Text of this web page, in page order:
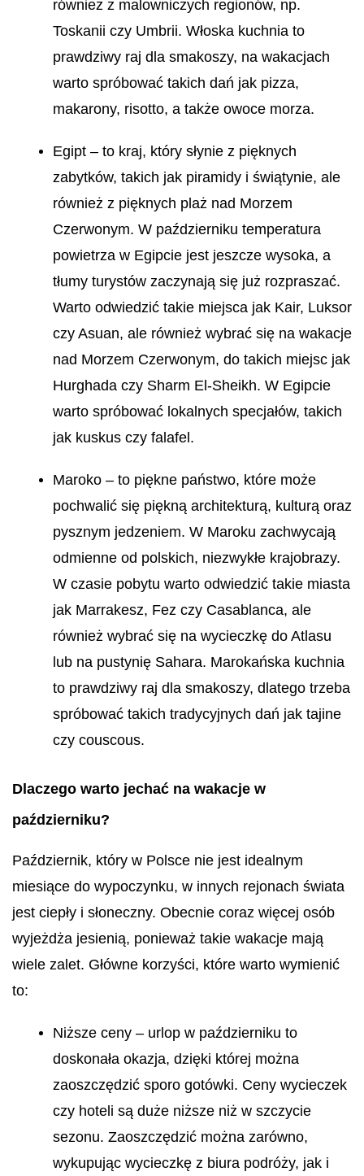
również z malowniczych regionów, np.
Toskanii czy Umbrii. Włoska kuchnia to
prawdziwy raj dla smakoszy, na wakacjach
warto spróbować takich dań jak pizza,
makarony, risotto, a także owoce morza.
Egipt – to kraj, który słynie z pięknych
zabytków, takich jak piramidy i świątynie, ale
również z pięknych plaż nad Morzem
Czerwonym. W październiku temperatura
powietrza w Egipcie jest jeszcze wysoka, a
tłumy turystów zaczynają się już rozpraszać.
Warto odwiedzić takie miejsca jak Kair, Luksor
czy Asuan, ale również wybrać się na wakacje
nad Morzem Czerwonym, do takich miejsc jak
Hurghada czy Sharm El-Sheikh. W Egipcie
warto spróbować lokalnych specjałów, takich
jak kuskus czy falafel.
Maroko – to piękne państwo, które może
pochwalić się piękną architekturą, kulturą oraz
pysznym jedzeniem. W Maroku zachwycają
odmienne od polskich, niezwykłe krajobrazy.
W czasie pobytu warto odwiedzić takie miasta
jak Marrakesz, Fez czy Casablanca, ale
również wybrać się na wycieczkę do Atlasu
lub na pustynię Sahara. Marokańska kuchnia
to prawdziwy raj dla smakoszy, dlatego trzeba
spróbować takich tradycyjnych dań jak tajine
czy couscous.
Dlaczego warto jechać na wakacje w
październiku?
Październik, który w Polsce nie jest idealnym
miesiące do wypoczynku, w innych rejonach świata
jest ciepły i słoneczny. Obecnie coraz więcej osób
wyjeżdża jesienią, ponieważ takie wakacje mają
wiele zalet. Główne korzyści, które warto wymienić
to:
Niższe ceny – urlop w październiku to
doskonała okazja, dzięki której można
zaoszczędzić sporo gotówki. Ceny wycieczek
czy hoteli są duże niższe niż w szczycie
sezonu. Zaoszczędzić można zarówno,
wykupując wycieczkę z biura podróży, jak i